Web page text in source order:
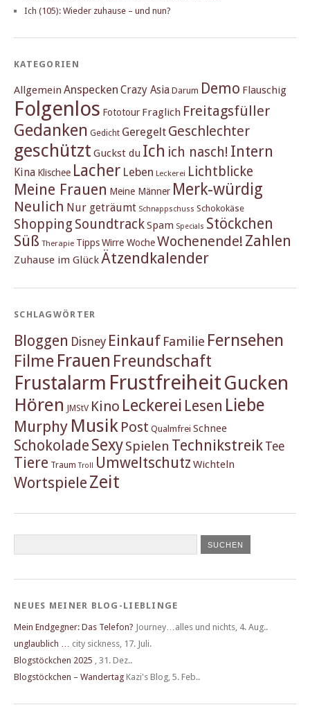
Ich (105): Wieder zuhause – und nun?
KATEGORIEN
Allgemein Anspecken Crazy Asia Darum Demo Flauschig
Folgenlos Fototour Fraglich Freitagsfüller
Gedanken Gedicht Geregelt Geschlechter
geschützt Guckst du Ich ich nasch! Intern
Kina Klischee Lacher Leben Leckerei Lichtblicke
Meine Frauen Meine Männer Merk-würdig
Neulich Nur geträumt Schnappschuss Schokokäse
Shopping SoundtrackSpam Specials Stöckchen
Süß Therapie TippsWirre WocheWochenende! Zahlen
Zuhause im Glück Ätzendkalender
SCHLAGWÖRTER
Bloggen Disney Einkauf Familie Fernsehen
Filme Frauen Freundschaft
Frustalarm FrustfreiheitGucken
Hören JMStV Kino Leckerei Lesen Liebe
Murphy Musik Post Qualmfrei Schnee
Schokolade SexySpielen Technikstreik Tee
Tiere Traum Troll Umweltschutz Wichteln
Wortspiele Zeit
NEUES MEINER BLOG-LIEBLINGE
Mein Endgegner: Das Telefon? Journey…alles und nichts 4. Aug..
unglaublich …
city sickness 17. Juli.
Blogstöckchen 2025
31. Dez..
Blogstöckchen – Wandertag Kazi's Blog 5. Feb..